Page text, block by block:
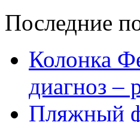
Последние
Колонка
диагноз –
Пляжный